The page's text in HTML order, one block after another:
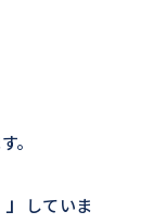
。
していま